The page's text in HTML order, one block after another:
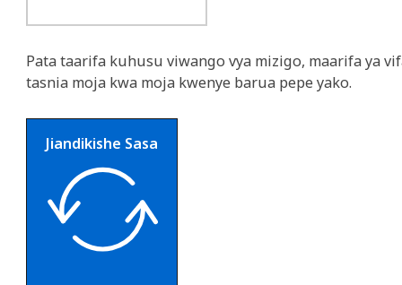
Pata taarifa kuhusu viwango vya mizigo, maarifa ya
tasnia moja kwa moja kwenye barua pepe yako.
Jiandikishe Sasa